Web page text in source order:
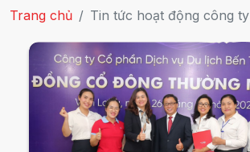
Trang chủ Tin tức hoạt động công ty